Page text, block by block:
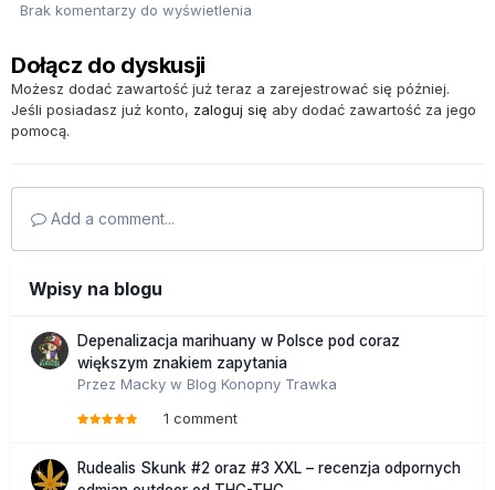
Brak komentarzy do wyświetlenia
Dołącz do dyskusji
Możesz dodać zawartość już teraz a zarejestrować się później.
Jeśli posiadasz już konto, zaloguj się aby dodać zawartość za jego
pomocą.
Add a comment...
Wpisy na blogu
Depenalizacja marihuany w Polsce pod coraz
większym znakiem zapytania
Przez Macky w Blog Konopny Trawka
1 comment
Rudealis Skunk #2 oraz #3 XXL – recenzja odpornych